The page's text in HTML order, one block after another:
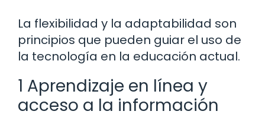
La flexibilidad y la adaptabilidad son
principios que pueden guiar el uso de
la tecnología en la educación actual.
1 Aprendizaje en línea y
acceso a la información